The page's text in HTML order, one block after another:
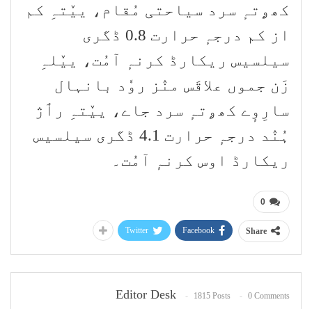
کھۄتہٕ سرد سیاحتی مُقام، ییٚتہِ کم
از کم درجہٕ حرارت 0.8 ڈگری
سیلسیس ریکارڈ کرنہٕ آمُت، ییٚلہِ
زَن جموں علاقَس منٛز روٗد بانہال
سارِوٕے کھۄتہٕ سرد جاے، ییٚتہِ رٲژ
ہُنٛد درجہٕ حرارت 4.1 ڈگری سیلسیس
ریکارڈ اوس کرنہٕ آمُت۔
0
Share
Facebook
Twitter
Editor Desk 1815 Posts 0 Comments